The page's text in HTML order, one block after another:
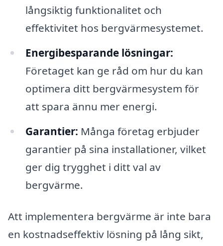
långsiktig funktionalitet och
effektivitet hos bergvärmesystemet.
Energibesparande lösningar:
Företaget kan ge råd om hur du kan
optimera ditt bergvärmesystem för
att spara ännu mer energi.
Garantier: Många företag erbjuder
garantier på sina installationer, vilket
ger dig trygghet i ditt val av
bergvärme.
Att implementera bergvärme är inte bara
en kostnadseffektiv lösning på lång sikt,